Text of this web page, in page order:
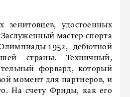
удостоенных
мастер спорта
1952, дебютной
страны. Техничный,
форвард, который
момент для партнеров, и
На счету Фриды, как его